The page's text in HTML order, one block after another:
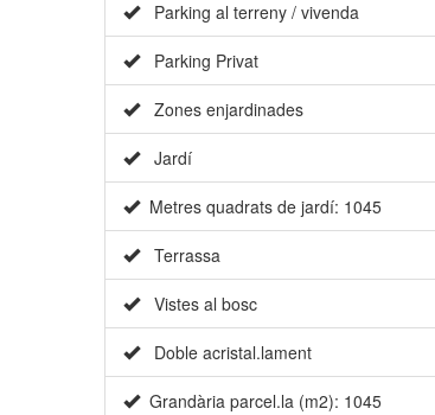
Parking al terreny / vivenda
Parking Privat
Zones enjardinades
Jardí
Metres quadrats de jardí: 1045
Terrassa
Vistes al bosc
Doble acristal.lament
Grandària parcel.la (m2): 1045